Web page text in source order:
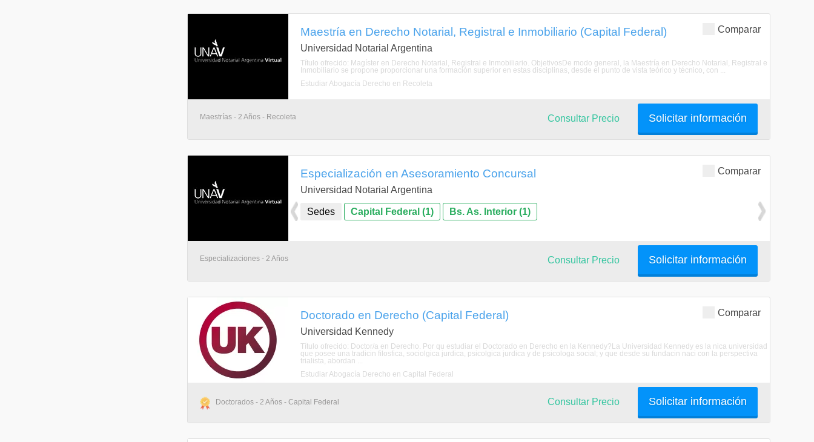
Comparar
Maestría en Derecho Notarial, Registral e Inmobiliario (Capital Federal)
Universidad Notarial Argentina
Título ofrecido: Magíster en Derecho Notarial, Registral e Inmobiliario. ObjetivosDe modo general, la Maestría en Derecho Notarial, Registral e
Inmobiliario se propone proporcionar una formación superior en estas disciplinas, desde el punto de vista teórico y técnico, con ...
Estudiar Abogacía Derecho en Recoleta
Maestrías - 2 Años - Recoleta Solicitar información
Consultar Precio
Comparar
Especialización en Asesoramiento Concursal
Universidad Notarial Argentina
Sedes Capital Federal (1) Bs. As. Interior (1)
Especializaciones - 2 Años Solicitar información
Consultar Precio
Comparar
Doctorado en Derecho (Capital Federal)
Universidad Kennedy
Título ofrecido: Doctor/a en Derecho. Por qu estudiar el Doctorado en Derecho en la Kennedy?La Universidad Kennedy es la nica universidad
que posee una tradicin filosfica, sociolgica jurdica, psicolgica jurdica y de psicologa social; y que desde su fundacin naci con la perspectiva
trialista, abordan ...
Estudiar Abogacía Derecho en Capital Federal
Doctorados - 2 Años - Capital Federal Solicitar información
Consultar Precio